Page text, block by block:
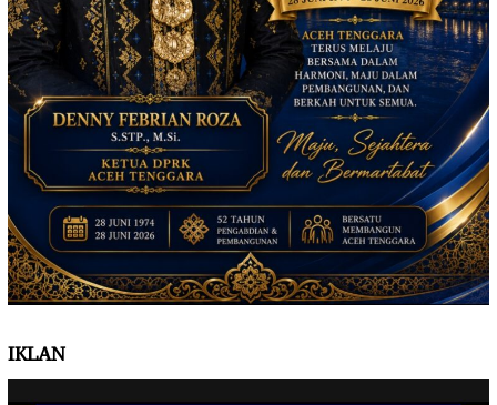
IKLAN